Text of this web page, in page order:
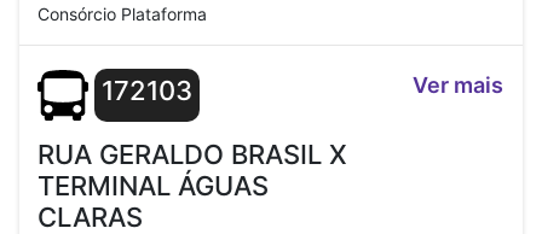
Consórcio Plataforma
172103
RUA GERALDO BRASIL X
TERMINAL ÁGUAS
CLARAS
Ver mais